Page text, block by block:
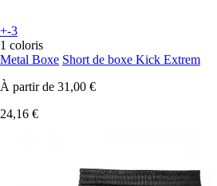
+-3
1 coloris
Metal Boxe Short de boxe Kick Extrem
À partir de 31,00 €
24,16 €